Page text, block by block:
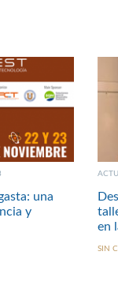
una
y
en
SIN